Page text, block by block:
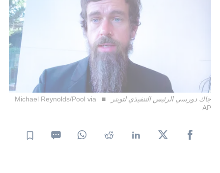
جاك دورسي الرئيس التنفيذي لتويتر
Michael Reynolds/Pool via
AP